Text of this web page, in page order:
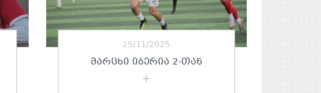
25/11/2025
ᲛᲐᲠᲪᲮᲘ ᲘᲑᲔᲠᲘᲐ 2-ᲗᲐᲜ